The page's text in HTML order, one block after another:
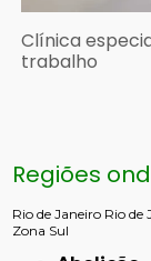
Clínica
trabalho
Regiões
Rio de Janeiro Rio de
Zona Sul